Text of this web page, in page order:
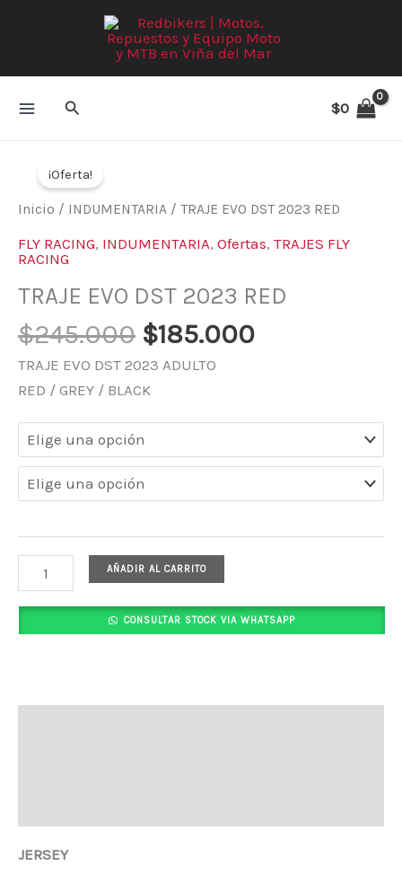
Buscar $0
¡Oferta!
Inicio / INDUMENTARIA / TRAJE EVO DST 2023 RED
FLY RACING, INDUMENTARIA, Ofertas, TRAJES FLY
RACING
TRAJE EVO DST 2023 RED
$245.000
original
$245.000.
$185.000
actual
$185.000.
TRAJE EVO DST 2023 ADULTO
RED / GREY / BLACK
EVO
DST
RED
AÑADIR AL CARRITO
CONSULTAR STOCK VIA WHATSAPP
JERSEY